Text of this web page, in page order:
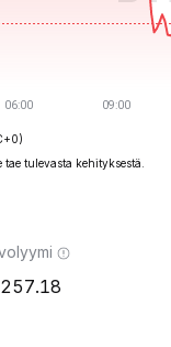
tulevasta kehityksestä.
257.18